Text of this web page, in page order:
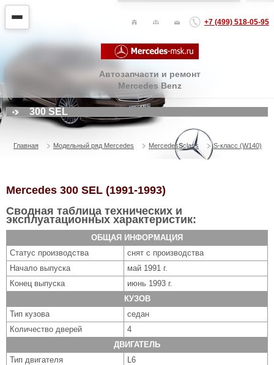
+7 (499) 518-05-95
Автозапчасти и ремонт
Mercedes Benz
300 SEL
Главная Модельный ряд Mercedes MercedesSclass S-класс (W140)
Mercedes 300 SEL (1991-1993)
Сводная таблица технических и
эксплуатационных характеристик:
ОБЩАЯ ИНФОРМАЦИЯ
Статус производства
снят с производства
Начало выпуска
май 1991 г.
Конец выпуска
июнь 1993 г.
КУЗОВ
Тип кузова
седан
Количество дверей
4
ДВИГАТЕЛЬ
Тип двигателя
L6